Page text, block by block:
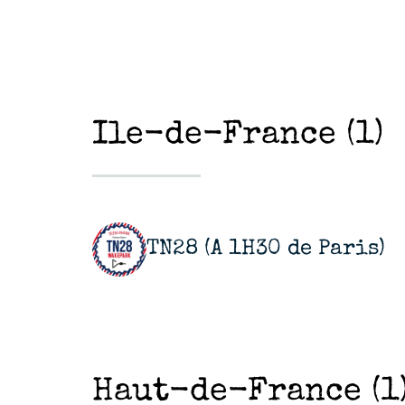
Ile-de-France (1)
TN28 (A 1H30 de Paris)
Haut-de-France